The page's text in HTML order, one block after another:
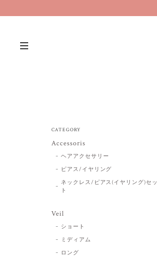
CATEGORY
Accessoris
ヘアアクセサリー
ピアス/イヤリング
ネックレス/ピアス(イヤリング)セッ
ト
Veil
ショート
ミディアム
ロング